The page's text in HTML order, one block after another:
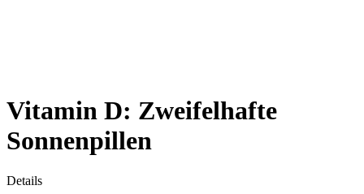
Vitamin D: Zweifelhafte
Sonnenpillen
Details